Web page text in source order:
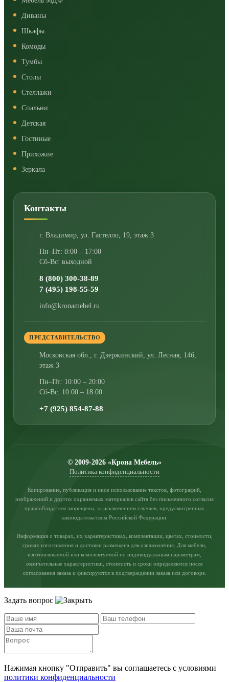
Диваны
Шкафы
Комоды
Тумбы
Столы
Стеллажи
Спальни
Детская
Гостиные
Прихожие
Зеркала
Контакты
г. Владимир ул. Гастелло, 19, этаж 3
Пн–Пт: 8:00 – 17:00
Сб-Вс: выходной
8 (800) 300-38-89
7 (495) 198-55-59
info@kronamebel.ru
ПРЕДСТАВИТЕЛЬСТВО
Московская обл., г. Дзержинский ул. Лесная, 14б,
этаж 3
Пн–Пт: 10:00 – 20:00
Сб-Вс: 10:00 – 18:00
+7 (925) 854-87-88
© 2009-2026 «Крона Мебель»
Политика конфиденциальности
Копирование, публикация и иное использование текстов, фотографий,
изображений и других охраняемых материалов сайта без письменного согласия
правообладателя запрещены, за исключением случаев, предусмотренных
законодательством Российской Федерации.
Информация о товарах, их характеристиках, комплектации, цветах, стоимости,
сроках изготовления и доставки размещена для ознакомления. Для мебели,
изготавливаемой или комплектуемой по индивидуальным параметрам,
окончательные характеристики, стоимость и сроки определяются после
согласования заказа и фиксируются в подтверждении заказа или договоре.
Задать вопрос
Нажимая кнопку "Отправить" вы соглашаетесь с условиями
политики конфиденциальности